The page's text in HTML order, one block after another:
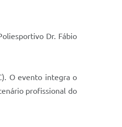
Dr. Fábio
O evento integra o
profissional do